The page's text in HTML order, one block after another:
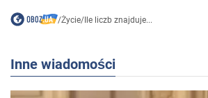
/Życie/Ile liczb znajduje...
Inne wiadomości